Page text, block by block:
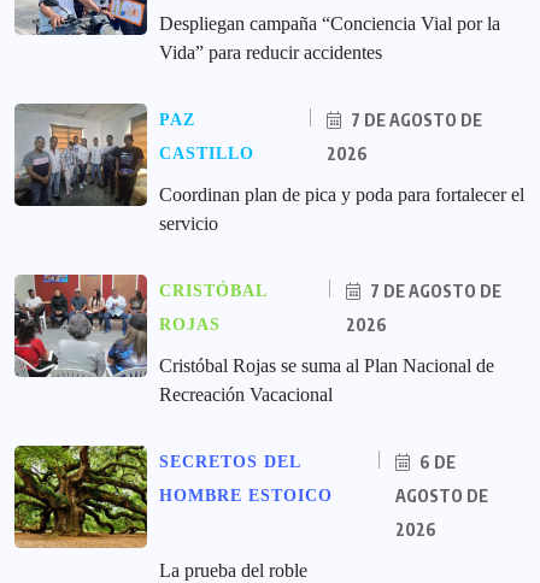
‎Despliegan campaña “Conciencia Vial por la
Vida” para reducir accidentes
PAZ
CASTILLO
7 DE AGOSTO DE
2026
Coordinan plan de pica y poda para fortalecer el
servicio
CRISTÓBAL
ROJAS
7 DE AGOSTO DE
2026
Cristóbal Rojas se suma al Plan Nacional de
Recreación Vacacional
SECRETOS DEL
HOMBRE ESTOICO
6 DE
AGOSTO DE
2026
La prueba del roble